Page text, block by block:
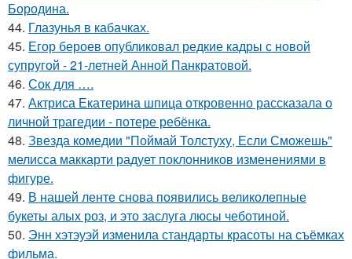
Бородина.
44. Глазунья в кабачках.
45. Егор бероев опубликовал редкие кадры с новой
супругой - 21-летней Анной Панкратовой.
46. Сок для ….
47. Актриса Екатерина шпица откровенно рассказала о
личной трагедии - потере ребёнка.
48. Звезда комедии "Поймай Толстуху, Если Сможешь"
мелисса маккарти радует поклонников изменениями в
фигуре.
49. В нашей ленте снова появились великолепные
букеты алых роз, и это заслуга люсы чеботиной.
50. Энн хэтэуэй изменила стандарты красоты на съёмках
фильма.